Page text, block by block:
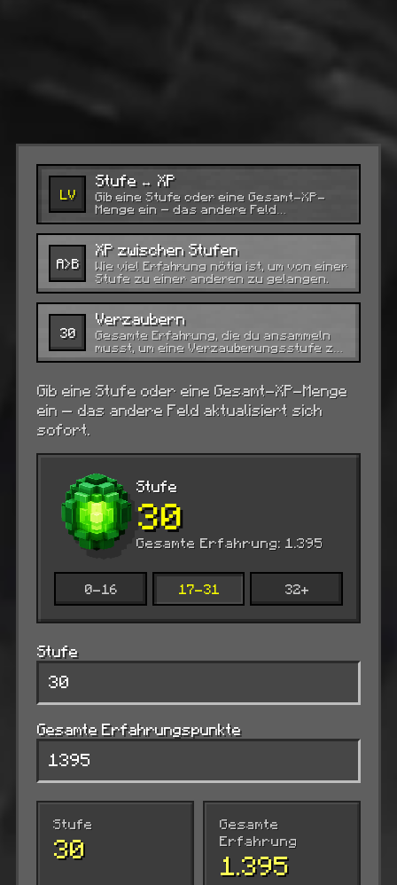
LV
Stufe ↔ XP
Gib eine Stufe oder eine Gesamt-XP-
Menge ein — das andere Feld
aktualisiert sich sofort.
A>B
XP zwischen Stufen
Wie viel Erfahrung nötig ist, um von einer
Stufe zu einer anderen zu gelangen.
30
Verzaubern
Gesamte Erfahrung, die du ansammeln
musst, um eine Verzauberungsstufe zu
erreichen.
Gib eine Stufe oder eine Gesamt-XP-Menge
ein — das andere Feld aktualisiert sich
sofort.
Stufe
30
Gesamte Erfahrung: 1.395
0-16 17-31 32+
Stufe
Gesamte Erfahrungspunkte
Stufe
30
Gesamte
Erfahrung
1.395